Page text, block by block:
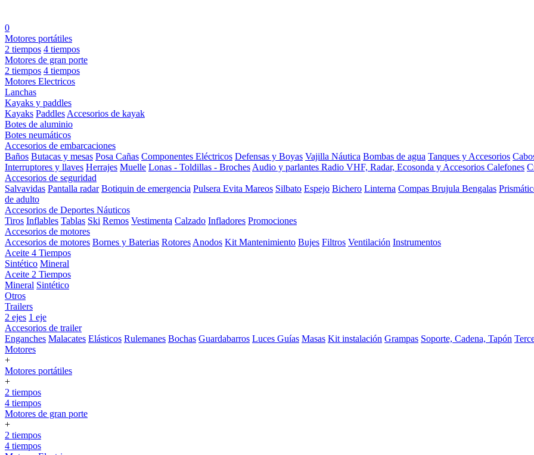
0
Motores portátiles
2 tiempos 4 tiempos
Motores de gran porte
2 tiempos 4 tiempos
Motores Electricos
Lanchas
Kayaks y paddles
Kayaks Paddles Accesorios de kayak
Botes de aluminio
Botes neumáticos
Accesorios de embarcaciones
Baños Butacas y mesas Posa Cañas Componentes Eléctricos Defensas y Boyas Vajilla Náutica Bombas de agua Tanques y Accesorios
Interruptores y llaves Herrajes Muelle Lonas - Toldillas - Broches Audio y parlantes Radio VHF, Radar, Ecosonda y Accesorios Calefones
Accesorios de seguridad
Salvavidas Pantalla radar Botiquin de emergencia Pulsera Evita Mareos Silbato Espejo Bichero Linterna Compas Brujula Bengalas
de adulto
Accesorios de Deportes Náuticos
Tiros Inflables Tablas Ski Remos Vestimenta Calzado Infladores Promociones
Accesorios de motores
Accesorios de motores Bornes y Baterias Rotores Anodos Kit Mantenimiento Bujes Filtros Ventilación Instrumentos
Aceite 4 Tiempos
Sintético Mineral
Aceite 2 Tiempos
Mineral Sintético
Otros
Trailers
2 ejes 1 eje
Accesorios de trailer
Enganches Malacates Elásticos Rulemanes Bochas Guardabarros Luces Guías Masas Kit instalación Grampas Soporte, Cadena, Tapón
Motores
+
Motores portátiles
+
2 tiempos
4 tiempos
Motores de gran porte
+
2 tiempos
4 tiempos